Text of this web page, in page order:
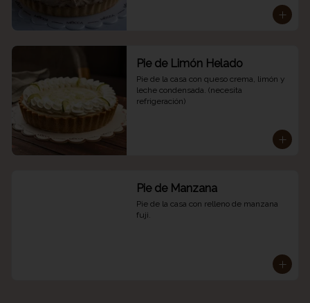
Pie de Limón Helado
Pie de la casa con queso crema, limón y
leche condensada. (necesita
refrigeración)
Pie de Manzana
Pie de la casa con relleno de manzana
fuji.